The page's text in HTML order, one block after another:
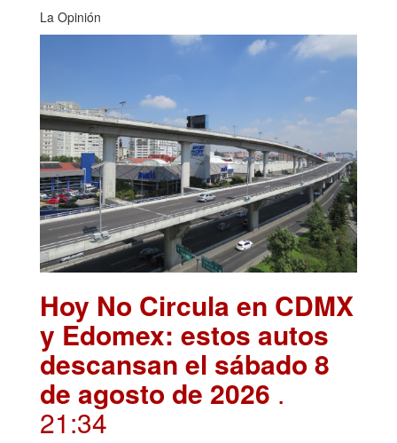
La Opinión
Hoy No Circula en CDMX
y Edomex: estos autos
descansan el sábado 8
de agosto de 2026 .
21:34